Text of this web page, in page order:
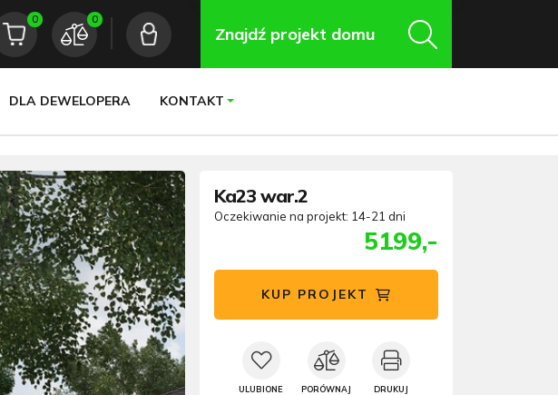
0 0
DLA DEWELOPERA KONTAKT
Znajdź projekt domu
Ka23 war.2
Oczekiwanie na projekt: 14-21 dni
5199,-
KUP PROJEKT
ULUBIONE PORÓWNAJ DRUKUJ